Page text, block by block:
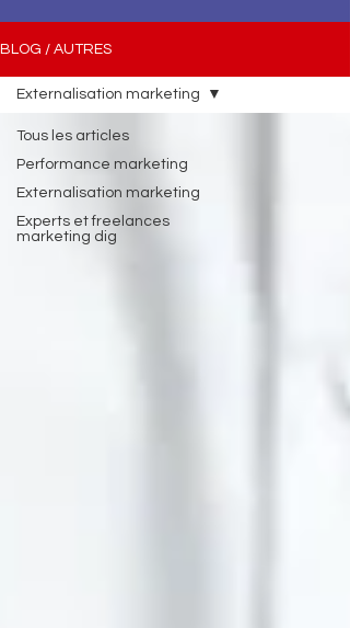
BLOG / AUTRES
Tous les articles
Performance marketing
Externalisation marketing
Experts et freelances
marketing dig
Externalisation marketing